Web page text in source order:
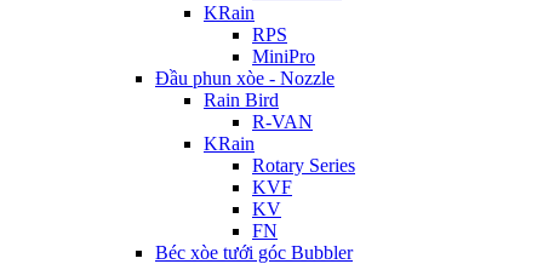
KRain
RPS
MiniPro
Đầu phun xòe - Nozzle
Rain Bird
R-VAN
KRain
Rotary Series
KVF
KV
FN
Béc xòe tưới góc Bubbler